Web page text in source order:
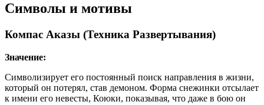
Символы и мотивы
Компас Аказы (Техника Развертывания)
Значение:
Символизирует его постоянный поиск направления в жизни,
который он потерял, став демоном. Форма снежинки отсылает
к имени его невесты, Коюки, показывая, что даже в бою он